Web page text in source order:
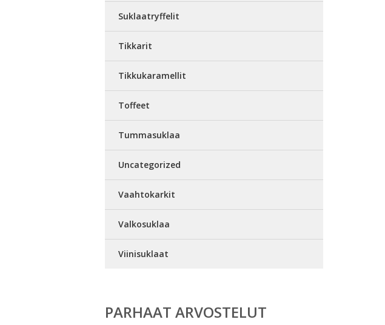
Suklaatryffelit
Tikkarit
Tikkukaramellit
Toffeet
Tummasuklaa
Uncategorized
Vaahtokarkit
Valkosuklaa
Viinisuklaat
PARHAAT ARVOSTELUT